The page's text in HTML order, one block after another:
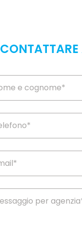
CONTATTARE